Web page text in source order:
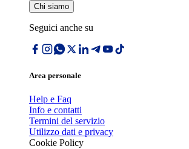
Chi siamo
Seguici anche su
Area personale
Help e Faq
Info e contatti
Termini del servizio
Utilizzo dati e privacy
Cookie Policy